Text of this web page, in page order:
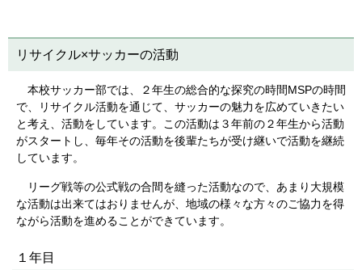
リサイクル×サッカーの活動
本校サッカー部では、２年生の総合的な探究の時間MSPの時間
で、リサイクル活動を通じて、サッカーの魅力を広めていきたい
と考え、活動をしています。この活動は３年前の２年生から活動
がスタートし、毎年その活動を後輩たちが受け継いで活動を継続
しています。
リーグ戦等の公式戦の合間を縫った活動なので、あまり大規模
な活動は出来てはおりませんが、地域の様々な方々のご協力を得
ながら活動を進めることができています。
１年目